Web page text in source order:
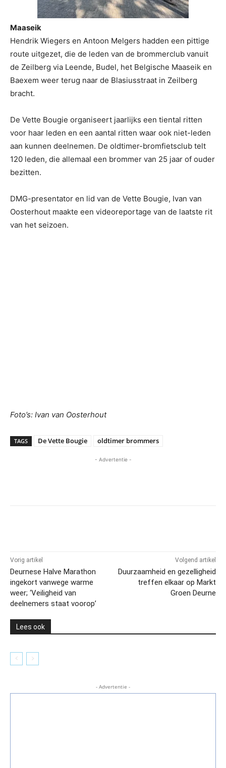
Maaseik
Hendrik Wiegers en Antoon Melgers hadden een pittige
route uitgezet, die de leden van de brommerclub vanuit
de Zeilberg via Leende, Budel, het Belgische Maaseik en
Baexem weer terug naar de Blasiusstraat in Zeilberg
bracht.
De Vette Bougie organiseert jaarlijks een tiental ritten
voor haar leden en een aantal ritten waar ook niet-leden
aan kunnen deelnemen. De oldtimer-bromfietsclub telt
120 leden, die allemaal een brommer van 25 jaar of ouder
bezitten.
DMG-presentator en lid van de Vette Bougie, Ivan van
Oosterhout maakte een videoreportage van de laatste rit
van het seizoen.
Foto’s: Ivan van Oosterhout
TAGS De Vette Bougie oldtimer brommers
- Advertentie -
Vorig artikel
Deurnese Halve Marathon
ingekort vanwege warme
weer; ‘Veiligheid van
deelnemers staat voorop’
Volgend artikel
Duurzaamheid en gezelligheid
treffen elkaar op Markt
Groen Deurne
Lees ook
- Advertentie -